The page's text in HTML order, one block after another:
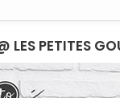
PETITES